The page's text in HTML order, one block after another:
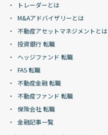
トレーダーとは
M&Aアドバイザリーとは
不動産アセットマネジメントとは
投資銀行 転職
ヘッジファンド 転職
FAS 転職
不動産金融 転職
不動産ファンド 転職
保険会社 転職
金融記事一覧